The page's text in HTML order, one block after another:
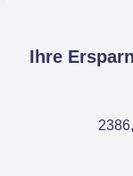
Ihre